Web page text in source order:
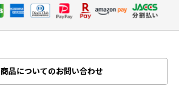
商品についてのお問い合わせ